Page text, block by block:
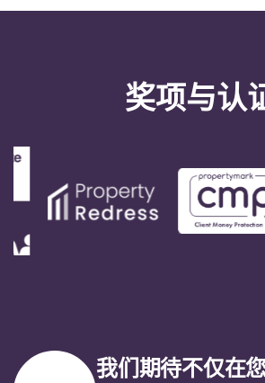
奖项与认
我们期待不仅在